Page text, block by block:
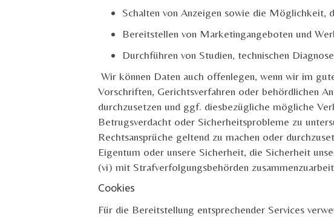
Schalten von Anzeigen sowie die Möglichkeit,
Bereitstellen von Marketingangeboten und
Durchführen von Studien, technischen
Wir können Daten auch offenlegen, wenn wir im
Vorschriften, Gerichtsverfahren oder behördlichen
durchzusetzen und ggf. diesbezügliche mögliche
Betrugsverdacht oder Sicherheitsprobleme zu
Rechtsansprüche geltend zu machen oder
Eigentum oder unsere Sicherheit, die Sicherheit
(vi) mit Strafverfolgungsbehörden
Cookies
Für die Bereitstellung entsprechender Services